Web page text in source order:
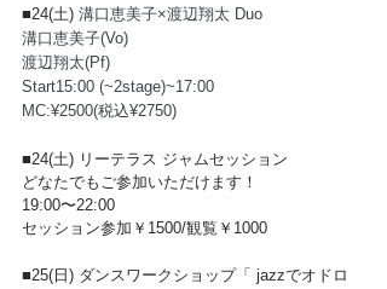
■24(土) 溝口恵美子×渡辺翔太 Duo
溝口恵美子(Vo)
渡辺翔太(Pf)
Start15:00 (~2stage)~17:00
MC:¥2500(税込¥2750)
■24(土) リーテラス ジャムセッション
どなたでもご参加いただけます！
19:00〜22:00
セッション参加￥1500/観覧￥1000
■25(日) ダンスワークショップ「 jazzでオドロ